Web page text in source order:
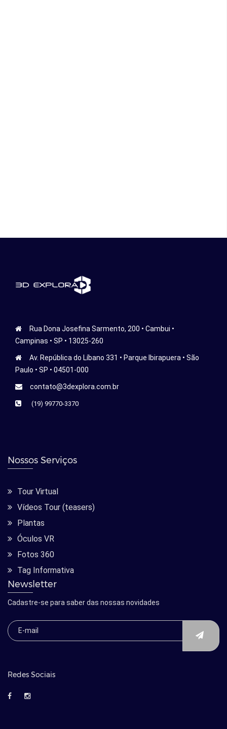
Rua Dona Josefina Sarmento, 200 • Cambui •
Campinas • SP • 13025-260
Av. República do Líbano 331 • Parque Ibirapuera • São
Paulo • SP • 04501-000
contato@3dexplora.com.br
(19) 99770-3370
Nossos Serviços
Tour Virtual
Vídeos Tour (teasers)
Plantas
Óculos VR
Fotos 360
Tag Informativa
Newsletter
Cadastre-se para saber das nossas novidades
Redes Sociais